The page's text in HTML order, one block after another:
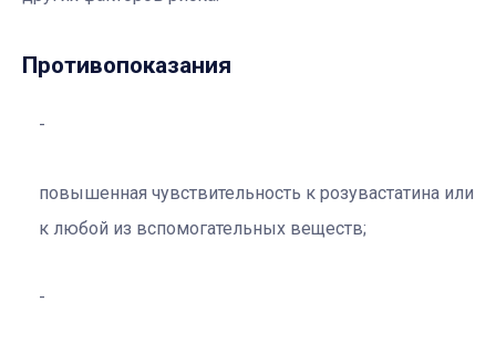
Противопоказания
повышенная чувствительность к розувастатина или
к любой из вспомогательных веществ;